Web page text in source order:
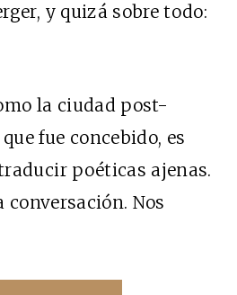
y quizá sobre todo:
la ciudad post-
fue concebido, es
poéticas ajenas.
conversación. Nos